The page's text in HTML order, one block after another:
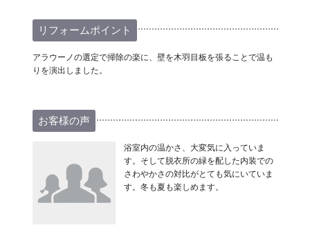
リフォームポイント
アラウーノの選定で掃除の楽に、壁を木羽目板を張ることで温も
りを演出しました。
お客様の声
浴室内の温かさ、大変気に入っていま
す。そして脱衣所の緑を配した内装での
さわやかさの対比がとても気にいていま
す。冬も夏も楽しめます。